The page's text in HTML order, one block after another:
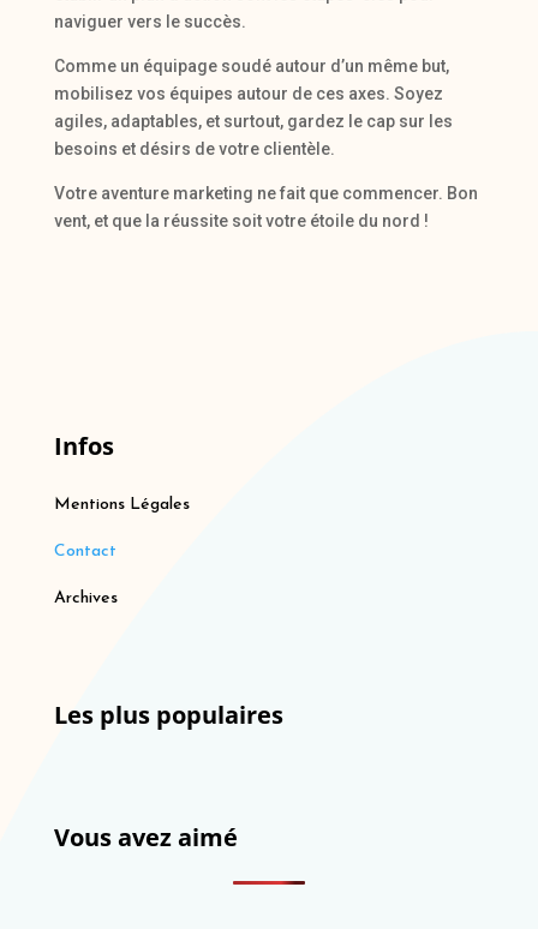
naviguer vers le succès.
Comme un équipage soudé autour d’un même but,
mobilisez vos équipes autour de ces axes. Soyez
agiles, adaptables, et surtout, gardez le cap sur les
besoins et désirs de votre clientèle.
Votre aventure marketing ne fait que commencer. Bon
vent, et que la réussite soit votre étoile du nord !
Infos
Mentions Légales
Contact
Archives
Les plus populaires
Vous avez aimé